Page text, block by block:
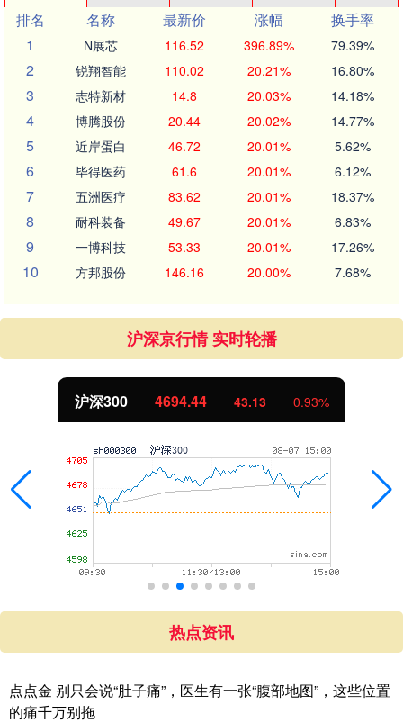
排名
名称 最新价 涨幅
换手率
1
N展芯 116.52 396.89% 79.39%
2 锐翔智能 110.02 20.21% 16.80%
3 志特新材 14.8 20.03% 14.18%
4 博腾股份 20.44 20.02% 14.77%
5 近岸蛋白 46.72 20.01% 5.62%
6 毕得医药 61.6 20.01% 6.12%
7 五洲医疗 83.62 20.01% 18.37%
8 耐科装备 49.67 20.01% 6.83%
9 一博科技 53.33 20.01% 17.26%
10 方邦股份 146.16 20.00% 7.68%
沪深京行情 实时轮播
沪深300 4694.44 43.13 0.93%
热点资讯
点点金 别只会说“肚子痛”，医生有一张“腹部地图”，这些位置
的痛千万别拖